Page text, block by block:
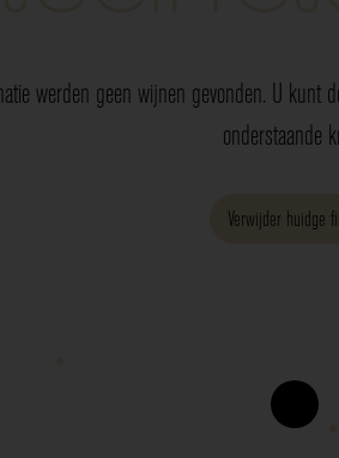
werden geen wijnen gevonden. U kunt
onderstaande
Verwijder huidge